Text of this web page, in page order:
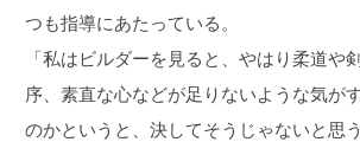
つも指導にあたっている。
「私はビルダーを見ると、やはり柔道
序、素直な心などが足りないような気が
のかというと、決してそうじゃないと思